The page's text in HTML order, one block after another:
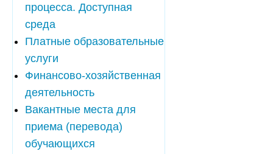
процесса. Доступная
среда
Платные образовательные
услуги
Финансово-хозяйственная
деятельность
Вакантные места для
приема (перевода)
обучающихся